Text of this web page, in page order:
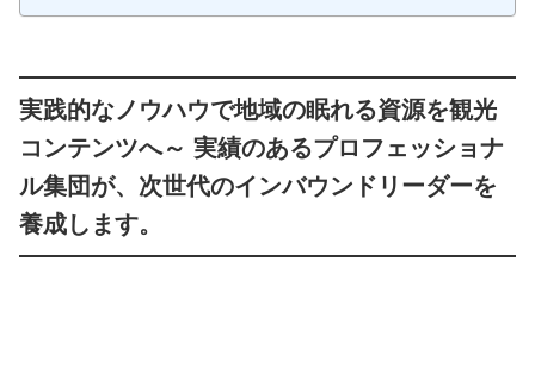
実践的なノウハウで地域の眠れる資源を観光
コンテンツへ～ 実績のあるプロフェッショナ
ル集団が、次世代のインバウンドリーダーを
養成します。